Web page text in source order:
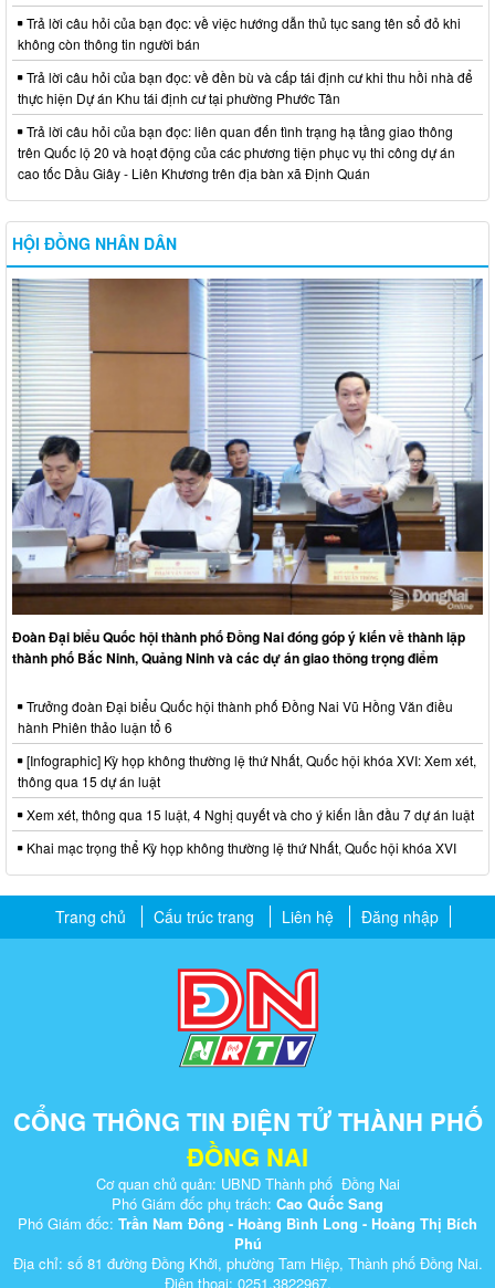
Trả lời câu hỏi của bạn đọc: về việc hướng dẫn thủ tục sang tên sổ đỏ khi
không còn thông tin người bán
Trả lời câu hỏi của bạn đọc: về đền bù và cấp tái định cư khi thu hồi nhà để
thực hiện Dự án Khu tái định cư tại phường Phước Tân
Trả lời câu hỏi của bạn đọc: liên quan đến tình trạng hạ tầng giao thông
trên Quốc lộ 20 và hoạt động của các phương tiện phục vụ thi công dự án
cao tốc Dầu Giây - Liên Khương trên địa bàn xã Định Quán
HỘI ĐỒNG NHÂN DÂN
Đoàn Đại biểu Quốc hội thành phố Đồng Nai đóng góp ý kiến về thành lập
thành phố Bắc Ninh, Quảng Ninh và các dự án giao thông trọng điểm
Trưởng đoàn Đại biểu Quốc hội thành phố Đồng Nai Vũ Hồng Văn điều
hành Phiên thảo luận tổ 6
[Infographic] Kỳ họp không thường lệ thứ Nhất, Quốc hội khóa XVI: Xem xét,
thông qua 15 dự án luật
Xem xét, thông qua 15 luật, 4 Nghị quyết và cho ý kiến lần đầu 7 dự án luật
Khai mạc trọng thể Kỳ họp không thường lệ thứ Nhất, Quốc hội khóa XVI
Trang chủ Cấu trúc trang Liên hệ Đăng nhập
CỔNG THÔNG TIN ĐIỆN TỬ THÀNH PHỐ
ĐỒNG NAI
Cơ quan chủ quản: UBND Thành phố Đồng Nai
Phó Giám đốc phụ trách: Cao Quốc Sang
Phó Giám đốc: Trần Nam Đông - Hoàng Bình Long - Hoàng Thị Bích
Phú
Địa chỉ: số 81 đường Đồng Khởi, phường Tam Hiệp, Thành phố Đồng Nai.
Điện thoại: 0251.3822967.